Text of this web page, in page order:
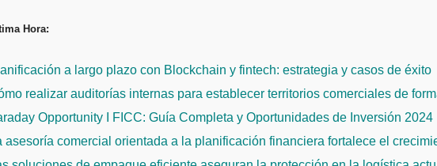
al
Hora:
a largo plazo con Blockchain y fintech: estrategia y casos de éxito
realizar auditorías internas para establecer territorios comerciales de
Opportunity I FICC: Guía Completa y Oportunidades de Inversión 2024
asesoría comercial orientada a la planificación financiera fortalece el